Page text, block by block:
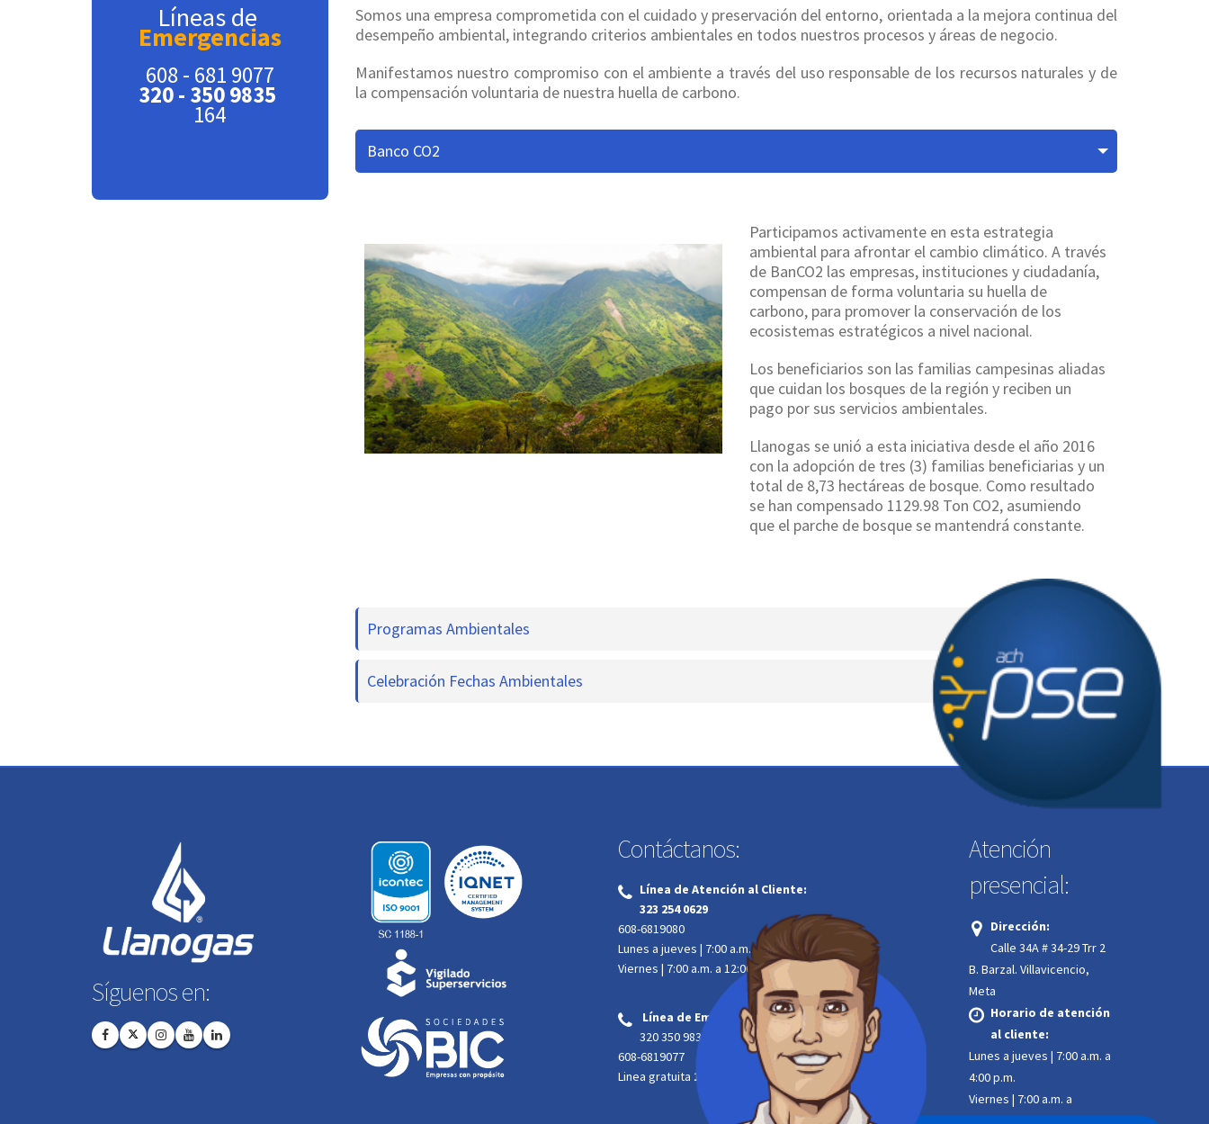
Líneas de
Emergencias
608 - 681 9077
320 - 350 9835
164
Somos una empresa comprometida con el cuidado y preservación del entorno, orientada a la mejora continua del
desempeño ambiental, integrando criterios ambientales en todos nuestros procesos y áreas de negocio.
Manifestamos nuestro compromiso con el ambiente a través del uso responsable de los recursos naturales y de
la compensación voluntaria de nuestra huella de carbono.
Banco CO2
Participamos activamente en esta estrategia
ambiental para afrontar el cambio climático. A través
de BanCO2 las empresas, instituciones y ciudadanía,
compensan de forma voluntaria su huella de
carbono, para promover la conservación de los
ecosistemas estratégicos a nivel nacional.
Los beneficiarios son las familias campesinas aliadas
que cuidan los bosques de la región y reciben un
pago por sus servicios ambientales.
Llanogas se unió a esta iniciativa desde el año 2016
con la adopción de tres (3) familias beneficiarias y un
total de 8,73 hectáreas de bosque. Como resultado
se han compensado 1129.98 Ton CO2, asumiendo
que el parche de bosque se mantendrá constante.
Programas Ambientales
Celebración Fechas Ambientales
Síguenos en:
Contáctanos:
Línea de Atención al Cliente:
323 254 0629
608-6819080
Lunes a jueves | 7:00 a.m. a 4:00 p.m.
Viernes | 7:00 a.m. a 12:00 m.
Línea de Emergencias atención 24/7:
320 350 9835
608-6819077
Linea gratuita 164
Atención
presencial:
Dirección:
Calle 34A # 34-29 Trr 2
B. Barzal. Villavicencio,
Meta
Horario de atención
al cliente:
Lunes a jueves | 7:00 a.m. a
4:00 p.m.
Viernes | 7:00 a.m. a
12:00 m. jornada continua